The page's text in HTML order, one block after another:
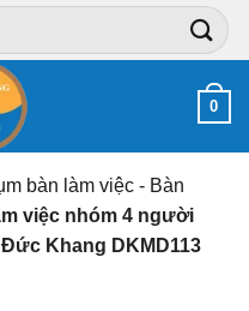
0
bàn làm việc - Bàn
việc nhóm 4 người
Khang DKMD113